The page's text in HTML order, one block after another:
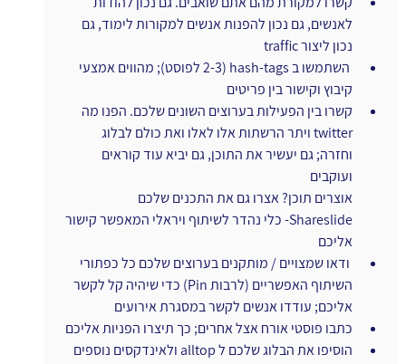
לאנשים, גם נכון להפנות אנשים למקורות לימוד, גם
נכון ליצור traffic
השתמשו ב hash-tags (2-3 לפוסט); מהווים אמצעי
קיבוץ וקישור בין פריטים
קשרו בין הפעילות בערוצים השונים שלכם. הפנו מה
twitter ויתר הרשתות אלו לאלו ואת כולם לבלוג
וחזרה; גם יעשיר את התוכן, גם יביא עוד קוראים
ועוקבים
אוצרים תוכן? אצרו גם את התכנים שלכם
Shareslide- כלי נהדר לשיתוף ויראלי המאפשר קישור
אליכם
ודאו שמצויים / מותקנים בערוצים שלכם כל כפתורי
השיתוף האפשריים (לרבות Pin) כדי שיהיה קל לקשר
אליכם; עודדו אנשים לקשר במסגרת אירועים
כתבו פוסטי אורח אצל אחרים; כך תיצרו הפניות אליכם
הוסיפו את הבלוג שלכם ל alltop ולאינדקסים נוספים